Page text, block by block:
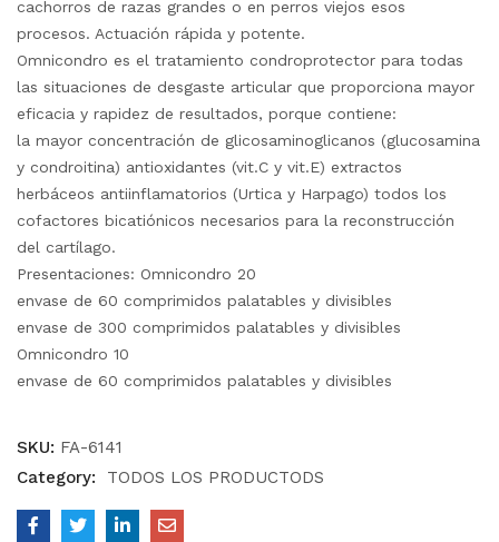
cachorros de razas grandes o en perros viejos esos
procesos. Actuación rápida y potente.
Omnicondro es el tratamiento condroprotector para todas
las situaciones de desgaste articular que proporciona mayor
eficacia y rapidez de resultados, porque contiene:
la mayor concentración de glicosaminoglicanos (glucosamina
y condroitina) antioxidantes (vit.C y vit.E) extractos
herbáceos antiinflamatorios (Urtica y Harpago) todos los
cofactores bicatiónicos necesarios para la reconstrucción
del cartílago.
Presentaciones: Omnicondro 20
envase de 60 comprimidos palatables y divisibles
envase de 300 comprimidos palatables y divisibles
Omnicondro 10
envase de 60 comprimidos palatables y divisibles
SKU: FA-6141
Category:
TODOS LOS PRODUCTODS